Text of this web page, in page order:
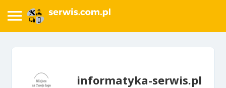
informatyka-serwis.pl